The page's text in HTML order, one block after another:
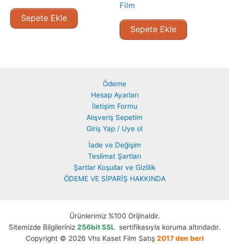
Sepete Ekle
Film
Sepete Ekle
Ödeme
Hesap Ayarları
İletişim Formu
Alışveriş Sepetim
Giriş Yap / Uye ol
İade ve Değişim
Teslimat Şartları
Şartlar Koşullar ve Gizlilik
ÖDEME VE SİPARİŞ HAKKINDA
Ürünlerimiz %100 Orijinaldir.
Sitemizde Bilgileriniz 256bit SSL sertifikasıyla koruma altındadır.
Copyright © 2026 Vhs Kaset Film Satış 2017 den beri